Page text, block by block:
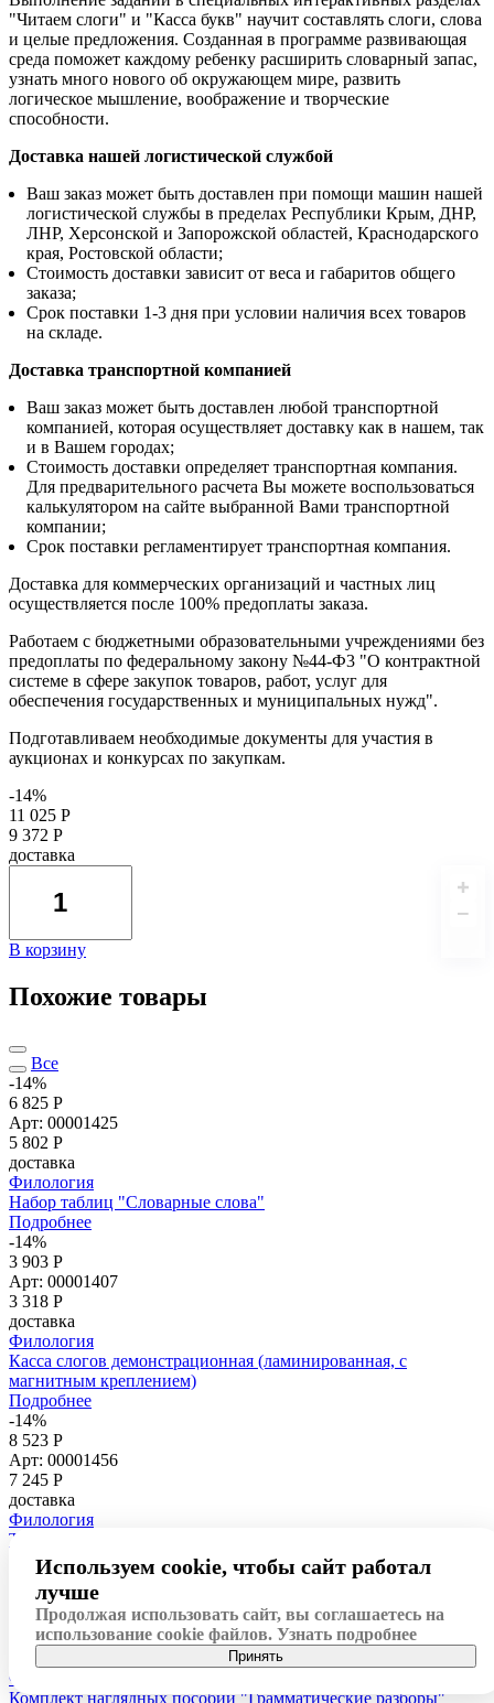
"Читаем слоги" и "Касса букв" научит составлять слоги, слова
и целые предложения. Созданная в программе развивающая
среда поможет каждому ребенку расширить словарный запас,
узнать много нового об окружающем мире, развить
логическое мышление, воображение и творческие
способности.
Доставка нашей логистической службой
Ваш заказ может быть доставлен при помощи машин нашей
логистической службы в пределах Республики Крым, ДНР,
ЛНР, Херсонской и Запорожской областей, Краснодарского
края, Ростовской области;
Стоимость доставки зависит от веса и габаритов общего
заказа;
Срок поставки 1-3 дня при условии наличия всех товаров
на складе.
Доставка транспортной компанией
Ваш заказ может быть доставлен любой транспортной
компанией, которая осуществляет доставку как в нашем, так
и в Вашем городах;
Стоимость доставки определяет транспортная компания.
Для предварительного расчета Вы можете воспользоваться
калькулятором на сайте выбранной Вами транспортной
компании;
Срок поставки регламентирует транспортная компания.
Доставка для коммерческих организаций и частных лиц
осуществляется после 100% предоплаты заказа.
Работаем с бюджетными образовательными учреждениями без
предоплаты по федеральному закону №44-Ф3 "О контрактной
системе в сфере закупок товаров, работ, услуг для
обеспечения государственных и муниципальных нужд".
Подготавливаем необходимые документы для участия в
аукционах и конкурсах по закупкам.
-14%
11 025 Р
9 372 Р
доставка
В корзину
Похожие товары
Все
-14%
6 825 Р
Арт: 00001425
5 802 Р
доставка
Филология
Набор таблиц "Словарные слова"
Подробнее
-14%
3 903 Р
Арт: 00001407
3 318 Р
доставка
Филология
Касса слогов демонстрационная (ламинированная, с
магнитным креплением)
Подробнее
-14%
8 523 Р
Арт: 00001456
7 245 Р
доставка
Филология
Таблицы демонстрационные "Литературное чтение 4 класс"
Подробнее
-14%
4 167 Р
Арт: 00001408
3 542Р
Филология
Комплект наглядных пособий "Грамматические разборы"
Используем cookie, чтобы сайт работал
лучше
Продолжая использовать сайт, вы соглашаетесь на
использование cookie файлов. Узнать подробнее
Принять